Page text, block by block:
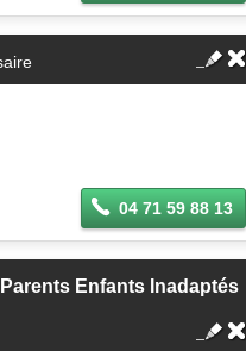
04 71 59 88 13
Enfants Inadaptés